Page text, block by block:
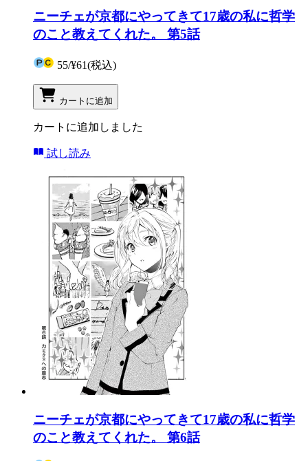
ニーチェが京都にやってきて17歳の私に哲学
のこと教えてくれた。 第5話
55/¥61(税込)
カートに追加
カートに追加しました
試し読み
ニーチェが京都にやってきて17歳の私に哲学
のこと教えてくれた。 第6話